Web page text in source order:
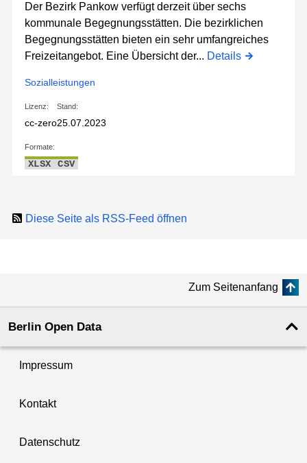
Der Bezirk Pankow verfügt derzeit über sechs
kommunale Begegnungsstätten. Die bezirklichen
Begegnungsstätten bieten ein sehr umfangreiches
Freizeitangebot. Eine Übersicht der... Details
Sozialleistungen
Lizenz:
cc-zero
Stand:
25.07.2023
Formate:
XLSX CSV
Diese Seite als RSS-Feed öffnen
Zum Seitenanfang
Berlin Open Data
Impressum
Kontakt
Datenschutz